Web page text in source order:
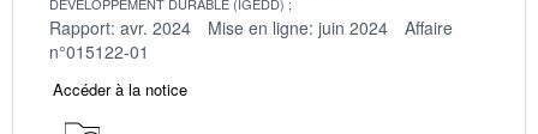
Rapport: avr. 2024 Mise en ligne: juin 2024
Affaire
n°015122-01
Accéder à la notice